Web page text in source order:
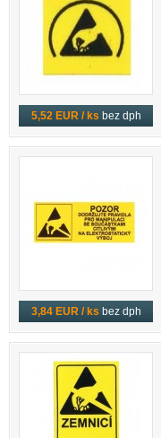
5,52 EUR / ks bez dph
3,84 EUR / ks bez dph